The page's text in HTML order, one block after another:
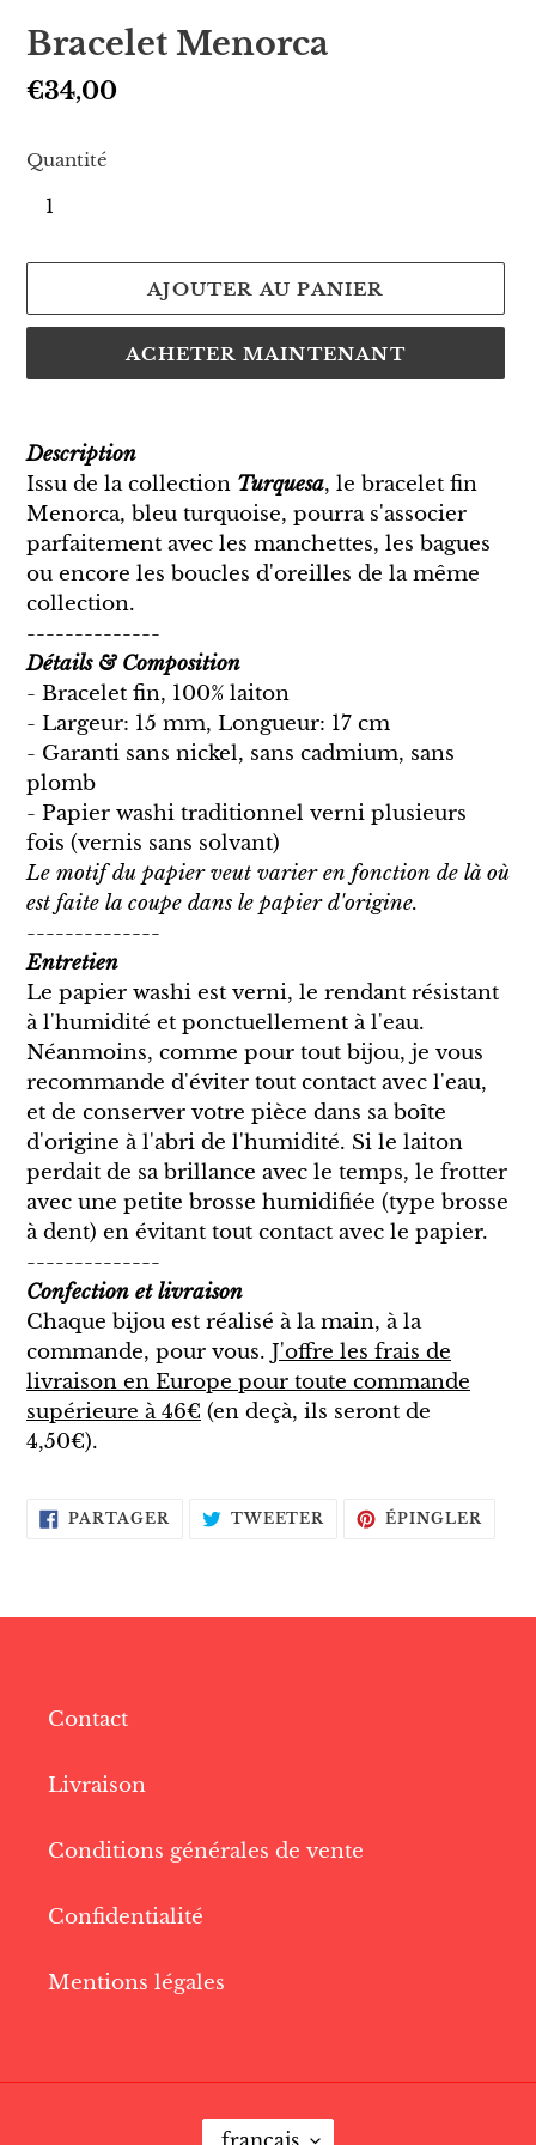
Bracelet Menorca
Prix
€34,00
Quantité
AJOUTER AU PANIER
ACHETER MAINTENANT
d'un
produit
à
votre
panier
Description
Issu de la collection Turquesa, le bracelet fin
Menorca, bleu turquoise, pourra s'associer
parfaitement avec les manchettes, les bagues
ou encore les boucles d'oreilles de la même
collection.
--------------
Détails & Composition
- Bracelet fin, 100% laiton
- Largeur: 15 mm, Longueur: 17 cm
- Garanti sans nickel, sans cadmium, sans
plomb
- Papier washi traditionnel verni plusieurs
fois (vernis sans solvant)
Le motif du papier veut varier en fonction de là où
est faite la coupe dans le papier d'origine.
--------------
Entretien
Le papier washi est verni, le rendant résistant
à l'humidité et ponctuellement à l'eau.
Néanmoins, comme pour tout bijou, je vous
recommande d'éviter tout contact avec l'eau,
et de conserver votre pièce dans sa boîte
d'origine à l'abri de l'humidité. Si le laiton
perdait de sa brillance avec le temps, le frotter
avec une petite brosse humidifiée (type brosse
à dent) en évitant tout contact avec le papier.
--------------
Confection et livraison
Chaque bijou est réalisé à la main, à la
commande, pour vous. J'offre les frais de
livraison en Europe pour toute commande
supérieure à 46€ (en deçà, ils seront de
4,50€).
PARTAGER PARTAGER
SUR
TWEETER TWEETER
SUR
ÉPINGLER
SUR
Contact
Livraison
Conditions générales de vente
Confidentialité
Mentions légales
L
français